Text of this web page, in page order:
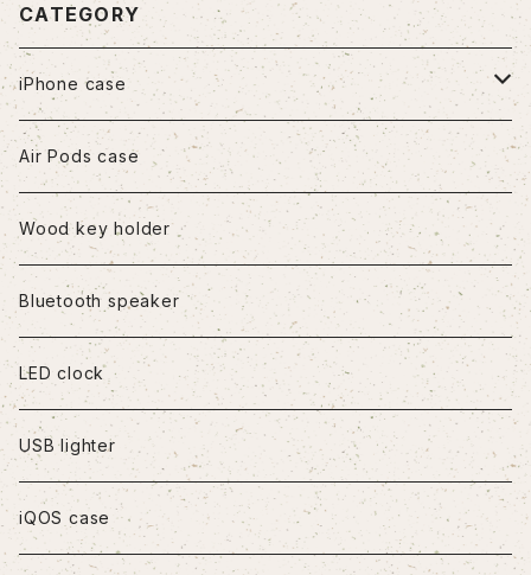
CATEGORY
iPhone case
iPhone7/8/SE2
iPhone8Plus
iPhoneX/XS
iPhoneXR
iPhoneXS Max
iPhone11
Air Pods case
Wood key holder
Bluetooth speaker
LED clock
USB lighter
iQOS case